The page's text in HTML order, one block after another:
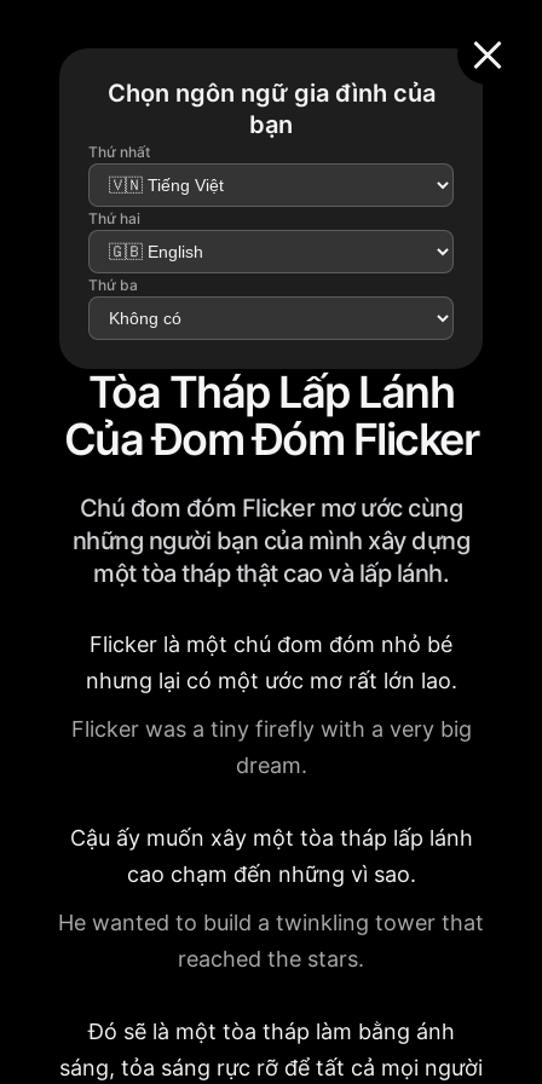
Chọn ngôn ngữ gia đình của
bạn
Thứ nhất
Thứ hai
Thứ ba
Tòa Tháp Lấp Lánh
Của Đom Đóm Flicker
Chú đom đóm Flicker mơ ước cùng
những người bạn của mình xây dựng
một tòa tháp thật cao và lấp lánh.
Flicker là một chú đom đóm nhỏ bé
nhưng lại có một ước mơ rất lớn lao.
Flicker was a tiny firefly with a very big
dream.
Cậu ấy muốn xây một tòa tháp lấp lánh
cao chạm đến những vì sao.
He wanted to build a twinkling tower that
reached the stars.
Đó sẽ là một tòa tháp làm bằng ánh
sáng, tỏa sáng rực rỡ để tất cả mọi người